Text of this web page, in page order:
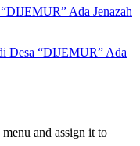
Ada Jenazah
Desa “DIJEMUR” Ada
and assign it to